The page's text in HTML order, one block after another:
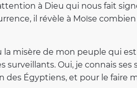
à Dieu qui nous fait
il révèle à Moïse
la misère de mon peuple qui
surveillants. Oui, je connais
des Égyptiens, et pour le faire